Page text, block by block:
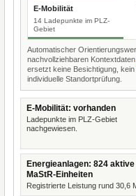
E-Mobilität
14 Ladepunkte im PLZ-
Gebiet
Automatischer
nachvollziehbaren Kontextdaten.
ersetzt keine Besichtigung,
individuelle Standortprüfung.
E-Mobilität: vorhanden
Ladepunkte im PLZ-Gebiet
nachgewiesen.
Energieanlagen: 824 aktive
MaStR-Einheiten
Registrierte Leistung rund 30,6